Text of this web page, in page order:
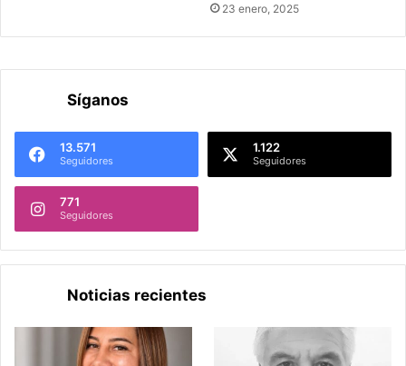
23 enero, 2025
Síganos
13.571
Seguidores
1.122
Seguidores
771
Seguidores
Noticias recientes